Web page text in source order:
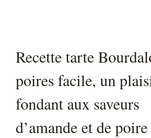
Recette tarte
poires facile, un
fondant aux saveurs
d’amande et de poire